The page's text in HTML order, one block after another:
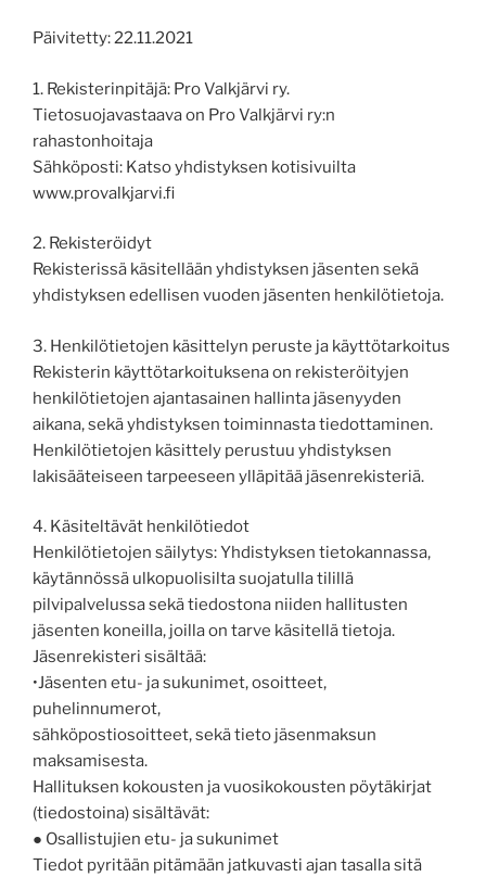
Päivitetty: 22.11.2021
1. Rekisterinpitäjä: Pro Valkjärvi ry.
Tietosuojavastaava on Pro Valkjärvi ry:n
rahastonhoitaja
Sähköposti: Katso yhdistyksen kotisivuilta
www.provalkjarvi.fi
2. Rekisteröidyt
Rekisterissä käsitellään yhdistyksen jäsenten sekä
yhdistyksen edellisen vuoden jäsenten henkilötietoja.
3. Henkilötietojen käsittelyn peruste ja käyttötarkoitus
Rekisterin käyttötarkoituksena on rekisteröityjen
henkilötietojen ajantasainen hallinta jäsenyyden
aikana, sekä yhdistyksen toiminnasta tiedottaminen.
Henkilötietojen käsittely perustuu yhdistyksen
lakisääteiseen tarpeeseen ylläpitää jäsenrekisteriä.
4. Käsiteltävät henkilötiedot
Henkilötietojen säilytys: Yhdistyksen tietokannassa,
käytännössä ulkopuolisilta suojatulla tilillä
pilvipalvelussa sekä tiedostona niiden hallitusten
jäsenten koneilla, joilla on tarve käsitellä tietoja.
Jäsenrekisteri sisältää:
•Jäsenten etu- ja sukunimet, osoitteet,
puhelinnumerot,
sähköpostiosoitteet, sekä tieto jäsenmaksun
maksamisesta.
Hallituksen kokousten ja vuosikokousten pöytäkirjat
(tiedostoina) sisältävät:
● Osallistujien etu- ja sukunimet
Tiedot pyritään pitämään jatkuvasti ajan tasalla sitä